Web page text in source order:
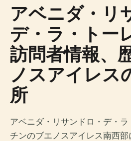
アベニダ・リ
デ・ラ・トー
訪問者情報、
ノスアイレス
所
アベニダ・リサンドロ・デ・
チンのブエノスアイレス南西